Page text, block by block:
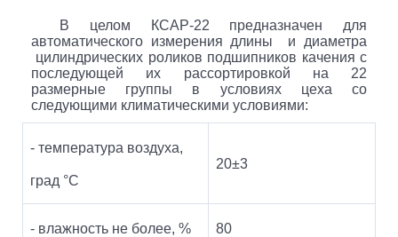
В целом КСАР-22 предназначен для
автоматического измерения длины и диаметра
цилиндрических роликов подшипников качения с
последующей их рассортировкой на 22
размерные группы в условиях цеха со
следующими климатическими условиями:
- температура воздуха,
град °С
20±3
- влажность не более, % 80